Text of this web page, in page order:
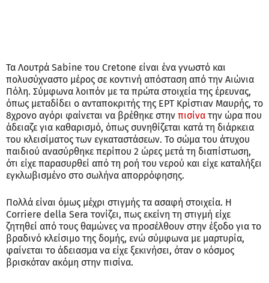
Τα Λουτρά Sabine του Cretone είναι ένα γνωστό και
πολυσύχναστο μέρος σε κοντινή απόσταση από την Αιώνια
Πόλη. Σύμφωνα λοιπόν με τα πρώτα στοιχεία της έρευνας,
όπως μεταδίδει ο ανταποκριτής της ΕΡΤ Κρίστιαν Μαυρής, το
8χρονο αγόρι φαίνεται να βρέθηκε στην πισίνα την ώρα που
άδειαζε για καθαρισμό, όπως συνηθίζεται κατά τη διάρκεια
του κλεισίματος των εγκαταστάσεων. Το σώμα του άτυχου
παιδιού ανασύρθηκε περίπου 2 ώρες μετά τη διαπίστωση,
ότι είχε παρασυρθεί από τη ροή του νερού και είχε καταλήξει
εγκλωβισμένο στο σωλήνα απορρόφησης.
Πολλά είναι όμως μέχρι στιγμής τα ασαφή στοιχεία. Η
Corriere della Sera τονίζει, πως εκείνη τη στιγμή είχε
ζητηθεί από τους θαμώνες να προσέλθουν στην έξοδο για το
βραδινό κλείσιμο της δομής, ενώ σύμφωνα με μαρτυρία,
φαίνεται το άδειασμα να είχε ξεκινήσει, όταν ο κόσμος
βρισκόταν ακόμη στην πισίνα.